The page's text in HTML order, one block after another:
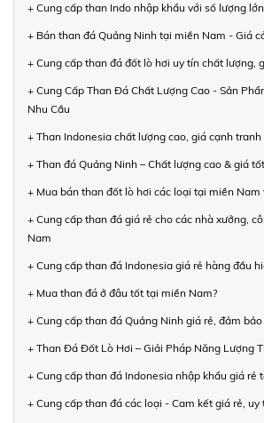
+ Cung cấp than Indo nhập khẩu với số lượng
+ Bán than đá Quảng Ninh tại miền Nam - Giá
+ Cung cấp than đá đốt lò hơi uy tín chất lượng,
+ Cung Cấp Than Đá Chất Lượng Cao - Sản
Nhu Cầu
+ Than Indonesia chất lượng cao, giá cạnh
+ Than đá Quảng Ninh – Chất lượng cao & giá tốt
+ Mua bán than đốt lò hơi các loại tại miền
+ Cung cấp than đá giá rẻ cho các nhà xưởng,
Nam
+ Cung cấp than đá Indonesia giá rẻ hàng đầu
+ Mua than đá ở đâu tốt tại miền Nam?
+ Cung cấp than đá Quảng Ninh giá rẻ, đảm
+ Than Đá Đốt Lò Hơi – Giải Pháp Năng Lượng
+ Cung cấp than đá Indonesia nhập khẩu giá rẻ
+ Cung cấp than đá các loại - Cam kết giá rẻ,